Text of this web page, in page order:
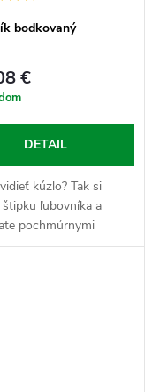
bodkovaný
€
DETAIL
kúzlo? Tak si
ľubovníka a
pochmúrnymi
roka s dobrou